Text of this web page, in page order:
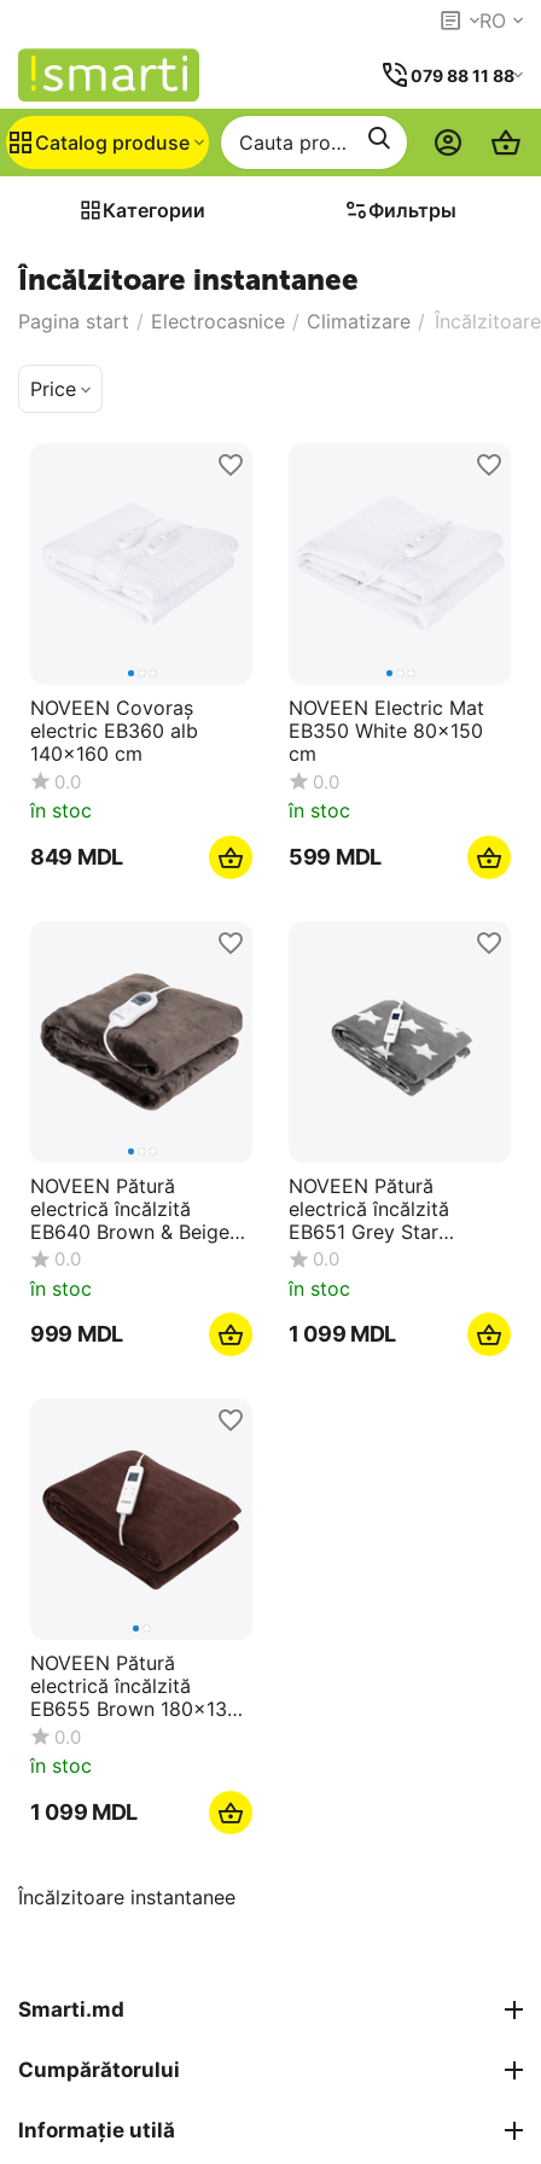
RO
079 88 11 88
Catalog produse
Категории Фильтры
Încălzitoare instantanee
Pagina start / Electrocasnice / Climatizare /
Price
Încălzitoare instantanee
NOVEEN Covoraș
electric EB360 alb
140x160 cm
0.0
în stoc
‍849‍ MDL
NOVEEN Electric Mat
EB350 White 80x150
cm
0.0
în stoc
‍599‍ MDL
NOVEEN Pătură
electrică încălzită
EB640 Brown & Beige
160x120 cm
0.0
în stoc
‍999‍ MDL
NOVEEN Pătură
electrică încălzită
EB651 Grey Star
180x130 cm
0.0
în stoc
1 099 MDL
NOVEEN Pătură
electrică încălzită
EB655 Brown 180x130
cm0.0
în stoc
1 099 MDL
Smarti.md
Cumpărătorului
Informație utilă